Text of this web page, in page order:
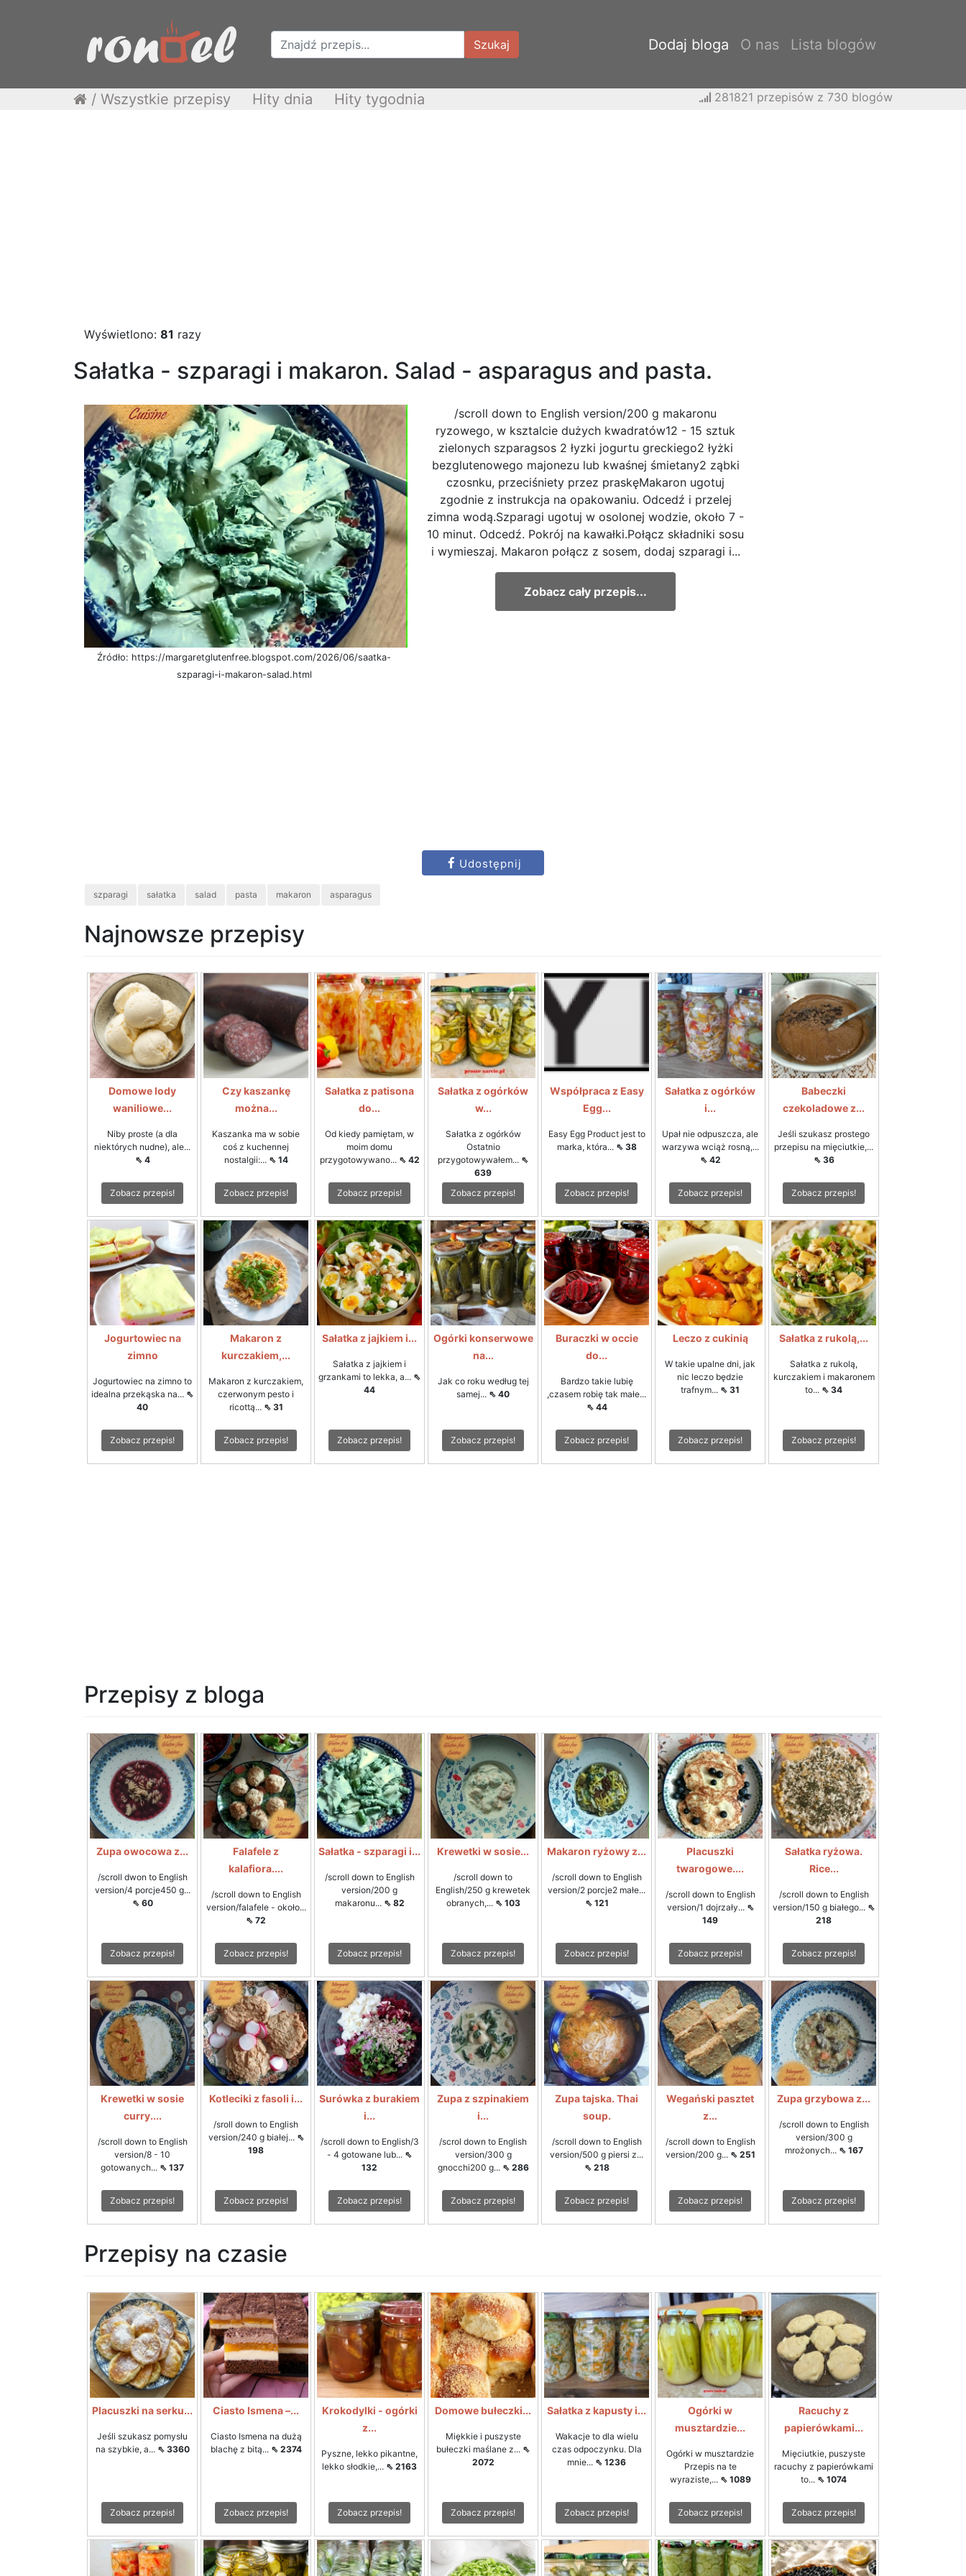
Szukaj Dodaj bloga O nas Lista blogów
/ Wszystkie przepisy Hity dnia Hity tygodnia 281821 przepisów z 730 blogów
Wyświetlono: 81 razy
Sałatka - szparagi i makaron. Salad - asparagus and pasta.
Źródło: https://margaretglutenfree.blogspot.com/2026/06/saatka-
szparagi-i-makaron-salad.html
/scroll down to English version/200 g makaronu
ryzowego, w ksztalcie dużych kwadratów12 - 15 sztuk
zielonych szparagsos 2 łyzki jogurtu greckiego2 łyżki
bezglutenowego majonezu lub kwaśnej śmietany2 ząbki
czosnku, przeciśniety przez praskęMakaron ugotuj
zgodnie z instrukcja na opakowaniu. Odcedź i przelej
zimna wodą.Szparagi ugotuj w osolonej wodzie, około 7 -
10 minut. Odcedź. Pokrój na kawałki.Połącz składniki sosu
i wymieszaj. Makaron połącz z sosem, dodaj szparagi i...
Zobacz cały przepis...
Udostępnij
szparagi sałatka salad pasta makaron asparagus
Najnowsze przepisy
Domowe lody
waniliowe...
Niby proste (a dla
niektórych nudne), ale...
⇖ 4
Zobacz przepis!
Czy kaszankę
można...
Kaszanka ma w sobie
coś z kuchennej
nostalgii:... ⇖ 14
Zobacz przepis!
Sałatka z patisona
do...
Od kiedy pamiętam, w
moim domu
przygotowywano... ⇖ 42
Zobacz przepis!
Sałatka z ogórków
w...
Sałatka z ogórków
Ostatnio
przygotowywałem... ⇖
639
Zobacz przepis!
Współpraca z Easy
Egg...
Easy Egg Product jest to
marka, która... ⇖ 38
Zobacz przepis!
Sałatka z ogórków
i...
Upał nie odpuszcza, ale
warzywa wciąż rosną,...
⇖ 42
Zobacz przepis!
Babeczki
czekoladowe z...
Jeśli szukasz prostego
przepisu na mięciutkie,...
⇖ 36
Zobacz przepis!
Jogurtowiec na
zimno
Jogurtowiec na zimno to
idealna przekąska na... ⇖
40
Zobacz przepis!
Makaron z
kurczakiem,...
Makaron z kurczakiem,
czerwonym pesto i
ricottą... ⇖ 31
Zobacz przepis!
Sałatka z jajkiem i...
Sałatka z jajkiem i
grzankami to lekka, a... ⇖
44
Zobacz przepis!
Ogórki konserwowe
na...
Jak co roku według tej
samej... ⇖ 40
Zobacz przepis!
Buraczki w occie
do...
Bardzo takie lubię
,czasem robię tak małe...
⇖ 44
Zobacz przepis!
Leczo z cukinią
W takie upalne dni, jak
nic leczo będzie
trafnym... ⇖ 31
Zobacz przepis!
Sałatka z rukolą,...
Sałatka z rukolą,
kurczakiem i makaronem
to... ⇖ 34
Zobacz przepis!
Przepisy z bloga
Zupa owocowa z...
/scroll dwon to English
version/4 porcje450 g...
⇖ 60
Zobacz przepis!
Falafele z
kalafiora....
/scroll down to English
version/falafele - około...
⇖ 72
Zobacz przepis!
Sałatka - szparagi i...
/scroll down to English
version/200 g
makaronu... ⇖ 82
Zobacz przepis!
Krewetki w sosie...
/scroll down to
English/250 g krewetek
obranych,... ⇖ 103
Zobacz przepis!
Makaron ryżowy z...
/scroll down to English
version/2 porcje2 małe...
⇖ 121
Zobacz przepis!
Placuszki
twarogowe....
/scroll down to English
version/1 dojrzały... ⇖
149
Zobacz przepis!
Sałatka ryżowa.
Rice...
/scroll down to English
version/150 g białego... ⇖
218
Zobacz przepis!
Krewetki w sosie
curry....
/scroll down to English
version/8 - 10
gotowanych... ⇖ 137
Zobacz przepis!
Kotleciki z fasoli i...
/sroll down to English
version/240 g białej... ⇖
198
Zobacz przepis!
Surówka z burakiem
i...
/scroll down to English/3
- 4 gotowane lub... ⇖
132
Zobacz przepis!
Zupa z szpinakiem
i...
/scrol down to English
version/300 g
gnocchi200 g... ⇖ 286
Zobacz przepis!
Zupa tajska. Thai
soup.
/scroll down to English
version/500 g piersi z...
⇖ 218
Zobacz przepis!
Wegański pasztet
z...
/scroll down to English
version/200 g... ⇖ 251
Zobacz przepis!
Zupa grzybowa z...
/scroll down to English
version/300 g
mrożonych... ⇖ 167
Zobacz przepis!
Przepisy na czasie
Placuszki na serku...
Jeśli szukasz pomysłu
na szybkie, a... ⇖ 3360
Zobacz przepis!
Ciasto Ismena –...
Ciasto Ismena na dużą
blachę z bitą... ⇖ 2374
Zobacz przepis!
Krokodylki - ogórki
z...
Pyszne, lekko pikantne,
lekko słodkie,... ⇖ 2163
Zobacz przepis!
Domowe bułeczki...
Miękkie i puszyste
bułeczki maślane z... ⇖
2072
Zobacz przepis!
Sałatka z kapusty i...
Wakacje to dla wielu
czas odpoczynku. Dla
mnie... ⇖ 1236
Zobacz przepis!
Ogórki w
musztardzie...
Ogórki w musztardzie
Przepis na te
wyraziste,... ⇖ 1089
Zobacz przepis!
Racuchy z
papierówkami...
Mięciutkie, puszyste
racuchy z papierówkami
to... ⇖ 1074
Zobacz przepis!